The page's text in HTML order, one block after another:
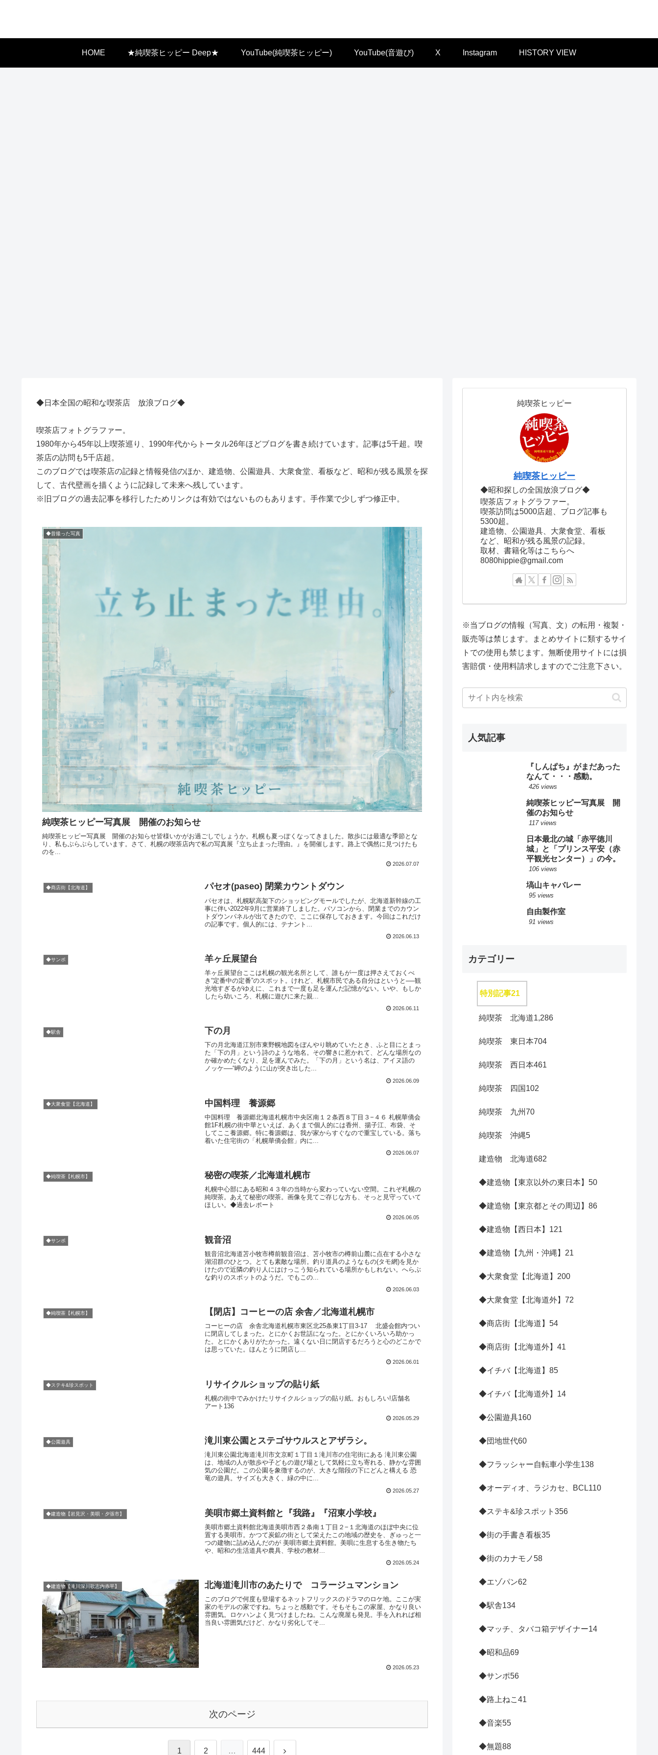
HOME ★純喫茶ヒッピー Deep★ YouTube(純喫茶ヒッピー) YouTube(音遊び) X Instagram HISTORY VIEW
◆日本全国の昭和な喫茶店 放浪ブログ◆
喫茶店フォトグラファー。
1980年から45年以上喫茶巡り、1990年代からトータル26年ほどブログを書き続けています。記事は5千超。喫
茶店の訪問も5千店超。
このブログでは喫茶店の記録と情報発信のほか、建造物、公園遊具、大衆食堂、看板など、昭和が残る風景を探
して、古代壁画を描くように記録して未来へ残しています。
※旧ブログの過去記事を移行したためリンクは有効ではないものもあります。手作業で少しずつ修正中。
◆昔撮った写真
純喫茶ヒッピー写真展 開催のお知らせ
純喫茶ヒッピー写真展 開催のお知らせ皆様いかがお過ごしでしょうか。札幌も夏っぽくなってきました。散歩には最適な季節とな
り、私もぶらぶらしています。さて、札幌の喫茶店内で私の写真展『立ち止まった理由。』を開催します。路上で偶然に見つけたも
のを...
2026.07.07
◆商店街【北海道】 パセオ(paseo) 閉業カウントダウン
パセオは、札幌駅高架下のショッピングモールでしたが、北海道新幹線の工
事に伴い2022年9月に営業終了しました。パソコンから、閉業までのカウン
トダウンパネルが出てきたので、ここに保存しておきます。今回はこれだけ
の記事です。個人的には、テナント...
2026.06.13
◆サンポ 羊ヶ丘展望台
羊ヶ丘展望台ここは札幌の観光名所として、誰もが一度は押さえておくべ
き“定番中の定番”のスポット。けれど、札幌市民である自分はというと──観
光地すぎるがゆえに、これまで一度も足を運んだ記憶がない。いや、もしか
したら幼いころ、札幌に遊びに来た親...
2026.06.11
◆駅舎 下の月
下の月北海道江別市東野幌地図をぼんやり眺めていたとき、ふと目にとまっ
た「下の月」という詩のような地名。その響きに惹かれて、どんな場所なの
か確かめたくなり、足を運んでみた。「下の月」という名は、アイヌ語の
ノッケ──“岬のように山が突き出した...
2026.06.09
◆大衆食堂【北海道】 中国料理 養源郷
中国料理 養源郷北海道札幌市中央区南１２条西８丁目３−４６ 札幌華僑会
館1F札幌の街中華といえば、あくまで個人的には香州、揚子江、布袋、そ
してここ養源郷。特に養源郷は、我が家からすぐなので重宝している。落ち
着いた住宅街の「札幌華僑会館」内に...
2026.06.07
◆純喫茶【札幌市】 秘密の喫茶／北海道札幌市
札幌中心部にある昭和４３年の当時から変わっていない空間。これぞ札幌の
純喫茶。あえて秘密の喫茶。画像を見てご存じな方も、そっと見守っていて
ほしい。◆過去レポート
2026.06.05
◆サンポ 観音沼
観音沼北海道苫小牧市樽前観音沼は、苫小牧市の樽前山麓に点在する小さな
湖沼群のひとつ。とても素敵な場所。釣り道具のようなもの(タモ網)を見か
けたので近隣の釣り人にはけっこう知られている場所かもしれない。へらぶ
な釣りのスポットのようだ。でもこの...
2026.06.03
◆純喫茶【札幌市】 【閉店】コーヒーの店 余舎／北海道札幌市
コーヒーの店 余舎北海道札幌市東区北25条東1丁目3-17 北盛会館内つい
に閉店してしまった。とにかくお世話になった。とにかくいろいろ助かっ
た。とにかくありがたかった。遠くない日に閉店するだろうと心のどこかで
は思っていた。ほんとうに閉店し...
2026.06.01
◆ステキ&珍スポット リサイクルショップの貼り紙
札幌の街中でみかけたリサイクルショップの貼り紙。おもしろい!店舗名
アート136
2026.05.29
◆公園遊具 滝川東公園とステゴサウルスとアザラシ。
滝川東公園北海道滝川市文京町１丁目１滝川市の住宅街にある 滝川東公園
は、地域の人が散歩や子どもの遊び場として気軽に立ち寄れる、静かな雰囲
気の公園だ。この公園を象徴するのが、大きな階段の下にどんと構える 恐
竜の遊具。サイズも大きく、緑の中に...
2026.05.27
◆建造物【岩見沢・美唄・夕張市】 美唄市郷土資料館と『我路』『沼東小学校』
美唄市郷土資料館北海道美唄市西２条南１丁目２−１北海道のほぼ中央に位
置する美唄市。かつて炭鉱の街として栄えたこの地域の歴史を、ぎゅっと一
つの建物に詰め込んだのが 美唄市郷土資料館。美唄に生息する生き物たち
や、昭和の生活道具や農具、学校の教材...
2026.05.24
◆建造物【滝川深川歌志内赤平】 北海道滝川市のあたりで コラージュマンション
このブログで何度も登場するネットフリックスのドラマのロケ地。ここが実
家のモデルの家ですね。ちょっと感動です。そもそもこの家屋、かなり良い
雰囲気。ロケハンよく見つけましたね。こんな廃屋も発見。手を入れれば相
当良い雰囲気だけど、かなり劣化してそ...
2026.05.23
次のページ
1 2 … 444 次
純喫茶ヒッピー
純喫茶ヒッピー
◆昭和探しの全国放浪ブログ◆
喫茶店フォトグラファー。
喫茶訪問は5000店超、ブログ記事も
5300超。
建造物、公園遊具、大衆食堂、看板
など、昭和が残る風景の記録。
取材、書籍化等はこちらへ
8080hippie@gmail.com
※当ブログの情報（写真、文）の転用・複製・
販売等は禁じます。まとめサイトに類するサイ
トでの使用も禁じます。無断使用サイトには損
害賠償・使用料請求しますのでご注意下さい。
人気記事
『しんぱち』がまだあった
なんて・・・感動。
426 views
純喫茶ヒッピー写真展 開
催のお知らせ
117 views
日本最北の城「赤平徳川
城」と「プリンス平安（赤
平観光センター）」の今。
106 views
塙山キャバレー
95 views
自由製作室
91 views
カテゴリー
特別記事21
純喫茶 北海道1,286
純喫茶 東日本704
純喫茶 西日本461
純喫茶 四国 102
純喫茶 九州70
純喫茶 沖縄5
建造物 北海道682
◆建造物【東京以外の東日本】 50
◆建造物【東京都とその周辺】 86
◆建造物【西日本】 121
◆建造物【九州・沖縄】 21
◆大衆食堂【北海道】 200
◆大衆食堂【北海道外】 72
◆商店街【北海道】 54
◆商店街【北海道外】 41
◆イチバ【北海道】 85
◆イチバ【北海道外】 14
◆公園遊具160
◆団地世代60
◆フラッシャー自転車小学生138
◆オーディオ、ラジカセ、BCL110
◆ステキ&珍スポット 356
◆街の手書き看板35
◆街のカナモノ58
◆エゾパン62
◆駅舎134
◆マッチ、タバコ箱デザイナー14
◆昭和品69
◆サンポ56
◆路上ねこ 41
◆音楽55
◆無題88